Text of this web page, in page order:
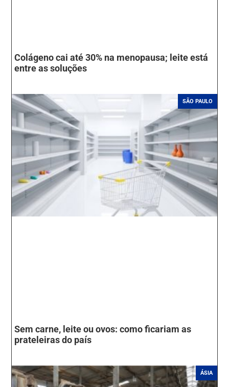
Colágeno cai até 30% na menopausa; leite está
entre as soluções
SÃO PAULO
Sem carne, leite ou ovos: como ficariam as
prateleiras do país
ÁSIA